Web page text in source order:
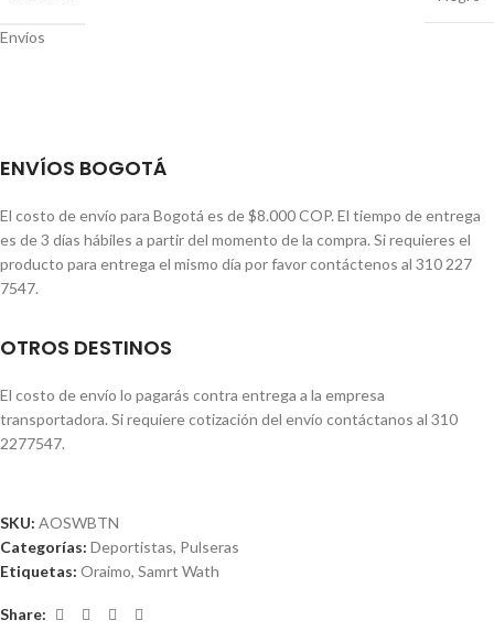
Envíos
ENVÍOS BOGOTÁ
El costo de envío para Bogotá es de $8.000 COP. El tiempo de entrega
es de 3 días hábiles a partir del momento de la compra. Si requieres el
producto para entrega el mismo día por favor contáctenos al 310 227
7547.
OTROS DESTINOS
El costo de envío lo pagarás contra entrega a la empresa
transportadora. Si requiere cotización del envío contáctanos al 310
2277547.
SKU: AOSWBTN
Categorías: Deportistas, Pulseras
Etiquetas: Oraimo, Samrt Wath
Share: